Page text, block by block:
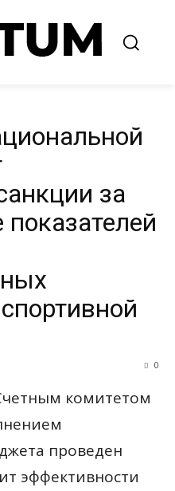
за
0
комитетом
проведен
эффективности